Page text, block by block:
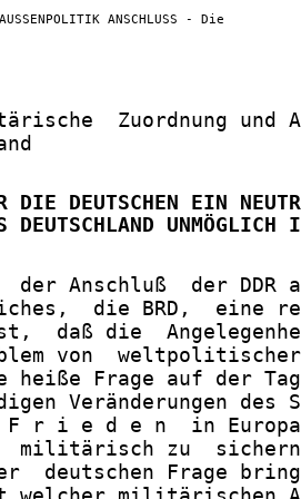
ANSCHLUSS - Die
Zuordnung und
DIE DEUTSCHEN EIN
DEUTSCHLAND UNMÖGLICH